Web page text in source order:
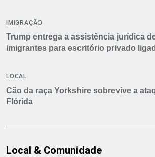
IMIGRAÇÃO
Trump entrega a assistência jurídica
imigrantes para escritório privado
LOCAL
Cão da raça Yorkshire sobrevive a
Flórida
Local & Comunidade